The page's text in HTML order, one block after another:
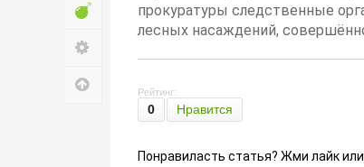
Развлечение
Наверх
прокуратуры следственные
лесных насаждений,
Рейтинг:
0 Нравится
Понравиласть статья? Жми лайк